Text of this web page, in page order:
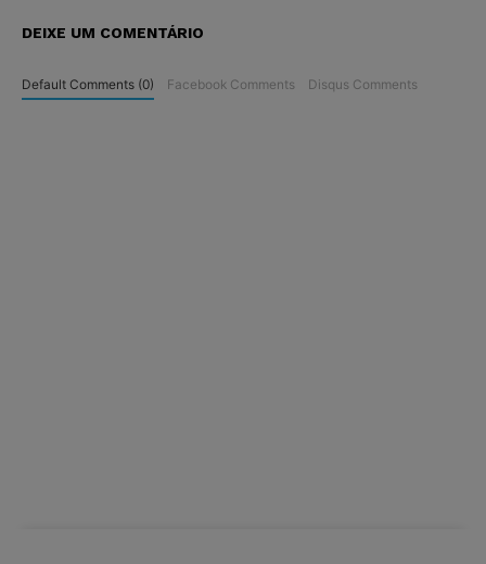
DEIXE UM COMENTÁRIO
Default Comments (0) Facebook Comments Disqus Comments